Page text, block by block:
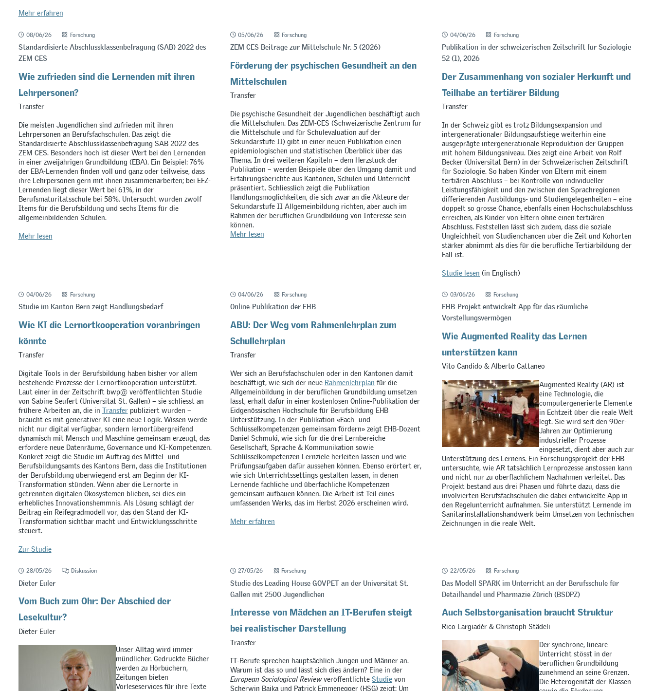
Mehr erfahren
08/06/26 Forschung
Standardisierte Abschlussklassenbefragung (SAB) 2022 des
ZEM CES
Wie zufrieden sind die Lernenden mit ihren
Lehrpersonen?
Transfer
Die meisten Jugendlichen sind zufrieden mit ihren
Lehrpersonen an Berufsfachschulen. Das zeigt die
Standardisierte Abschlussklassenbefragung SAB 2022 des
ZEM CES. Besonders hoch ist dieser Wert bei den Lernenden
in einer zweijährigen Grundbildung (EBA). Ein Beispiel: 76%
der EBA-Lernenden finden voll und ganz oder teilweise, dass
ihre Lehrpersonen gern mit ihnen zusammenarbeiten; bei EFZ-
Lernenden liegt dieser Wert bei 61%, in der
Berufsmaturitätsschule bei 58%. Untersucht wurden zwölf
Items für die Berufsbildung und sechs Items für die
allgemeinbildenden Schulen.
Mehr lesen
05/06/26 Forschung
ZEM CES Beiträge zur Mittelschule Nr. 5 (2026)
Förderung der psychischen Gesundheit an den
Mittelschulen
Transfer
Die psychische Gesundheit der Jugendlichen beschäftigt auch
die Mittelschulen. Das ZEM-CES (Schweizerische Zentrum für
die Mittelschule und für Schulevaluation auf der
Sekundarstufe II) gibt in einer neuen Publikation einen
epidemiologischen und statistischen Überblick über das
Thema. In drei weiteren Kapiteln – dem Herzstück der
Publikation – werden Beispiele über den Umgang damit und
Erfahrungsberichte aus Kantonen, Schulen und Unterricht
präsentiert. Schliesslich zeigt die Publikation
Handlungsmöglichkeiten, die sich zwar an die Akteure der
Sekundarstufe II Allgemeinbildung richten, aber auch im
Rahmen der beruflichen Grundbildung von Interesse sein
können.
Mehr lesen
04/06/26 Forschung
Publikation in der schweizerischen Zeitschrift für Soziologie
52 (1), 2026
Der Zusammenhang von sozialer Herkunft und
Teilhabe an tertiärer Bildung
Transfer
In der Schweiz gibt es trotz Bildungsexpansion und
intergenerationaler Bildungsaufstiege weiterhin eine
ausgeprägte intergenerationale Reproduktion der Gruppen
mit hohem Bildungsniveau. Dies zeigt eine Arbeit von Rolf
Becker (Universität Bern) in der Schweizerischen Zeitschrift
für Soziologie. So haben Kinder von Eltern mit einem
tertiären Abschluss – bei Kontrolle von individueller
Leistungsfähigkeit und den zwischen den Sprachregionen
differierenden Ausbildungs- und Studiengelegenheiten – eine
doppelt so grosse Chance, ebenfalls einen Hochschulabschluss
erreichen, als Kinder von Eltern ohne einen tertiären
Abschluss. Feststellen lässt sich zudem, dass die soziale
Ungleichheit von Studienchancen über die Zeit und Kohorten
stärker abnimmt als dies für die berufliche Tertiärbildung der
Fall ist.
Studie lesen (in Englisch)
04/06/26 Forschung
Studie im Kanton Bern zeigt Handlungsbedarf
Wie KI die Lernortkooperation voranbringen
könnte
Transfer
Digitale Tools in der Berufsbildung haben bisher vor allem
bestehende Prozesse der Lernortkooperation unterstützt.
Laut einer in der Zeitschrift bwp@ veröffentlichten Studie
von Sabine Seufert (Universität St. Gallen) – sie schliesst an
frühere Arbeiten an, die in Transferpubliziert wurden –
braucht es mit generativer KI eine neue Logik. Wissen werde
nicht nur digital verfügbar, sondern lernortübergreifend
dynamisch mit Mensch und Maschine gemeinsam erzeugt, das
erfordere neue Datenräume, Governance und KI-Kompetenzen.
Konkret zeigt die Studie im Auftrag des Mittel- und
Berufsbildungsamts des Kantons Bern, dass die Institutionen
der Berufsbildung überwiegend erst am Beginn der KI-
Transformation stünden. Wenn aber die Lernorte in
getrennten digitalen Ökosystemen blieben, sei dies ein
erhebliches Innovationshemmnis. Als Lösung schlägt der
Beitrag ein Reifegradmodell vor, das den Stand der KI-
Transformation sichtbar macht und Entwicklungsschritte
steuert.
Zur Studie
04/06/26 Forschung
Online-Publikation der EHB
ABU: Der Weg vom Rahmenlehrplan zum
Schullehrplan
Transfer
Wer sich an Berufsfachschulen oder in den Kantonen damit
beschäftigt, wie sich der neue Rahmenlehrplan für die
Allgemeinbildung in der beruflichen Grundbildung umsetzen
lässt, erhält dafür in einer kostenlosen Online-Publikation der
Eidgenössischen Hochschule für Berufsbildung EHB
Unterstützung. In der Publikation «Fach- und
Schlüsselkompetenzen gemeinsam fördern»zeigt EHB-Dozent
Daniel Schmuki, wie sich für die drei Lernbereiche
Gesellschaft, Sprache & Kommunikation sowie
Schlüsselkompetenzen Lernziele herleiten lassen und wie
Prüfungsaufgaben dafür aussehen können. Ebenso erörtert er,
wie sich Unterrichtssettings gestalten lassen, in denen
Lernende fachliche und überfachliche Kompetenzen
gemeinsam aufbauen können. Die Arbeit ist Teil eines
umfassenden Werks, das im Herbst 2026 erscheinen wird.
Mehr erfahren
03/06/26 Forschung
EHB-Projekt entwickelt App für das räumliche
Vorstellungsvermögen
Wie Augmented Reality das Lernen
unterstützen kann
Vito Candido & Alberto Cattaneo
Augmented Reality (AR) ist
eine Technologie, die
computergenerierte Elemente
in Echtzeit über die reale Welt
legt. Sie wird seit den 90er-
Jahren zur Optimierung
industrieller Prozesse
eingesetzt, dient aber auch zur
Unterstützung des Lernens. Ein Forschungsprojekt der EHB
untersuchte, wie AR tatsächlich Lernprozesse anstossen kann
und nicht nur zu oberflächlichem Nachahmen verleitet. Das
Projekt bestand aus drei Phasen und führte dazu, dass die
involvierten Berufsfachschulen die dabei entwickelte App in
den Regelunterricht aufnahmen. Sie unterstützt Lernende im
Sanitärinstallationshandwerk beim Umsetzen von technischen
Zeichnungen in die reale Welt.
28/05/26 Diskussion
Dieter Euler
Vom Buch zum Ohr: Der Abschied der
Lesekultur?
Dieter Euler
Unser Alltag wird immer
mündlicher. Gedruckte Bücher
werden zu Hörbüchern,
Zeitungen bieten
Vorleseservices für ihre Texte
27/05/26 Forschung
Studie des Leading House GOVPET an der Universität St.
Gallen mit 2500 Jugendlichen
Interesse von Mädchen an IT-Berufen steigt
bei realistischer Darstellung
Transfer
IT-Berufe sprechen hauptsächlich Jungen und Männer an.
Warum ist das so und lässt sich dies ändern? Eine in der
European Sociological Reviewveröffentlichte Studievon
Scherwin Bajka und Patrick Emmenegger (HSG) zeigt: Um
22/05/26 Forschung
Das Modell SPARK im Unterricht an der Berufsschule für
Detailhandel und Pharmazie Zürich (BSDPZ)
Auch Selbstorganisation braucht Struktur
Rico Largiadèr & Christoph Städeli
Der synchrone, lineare
Unterricht stösst in der
beruflichen Grundbildung
zunehmend an seine Grenzen.
Die Heterogenität der Klassen